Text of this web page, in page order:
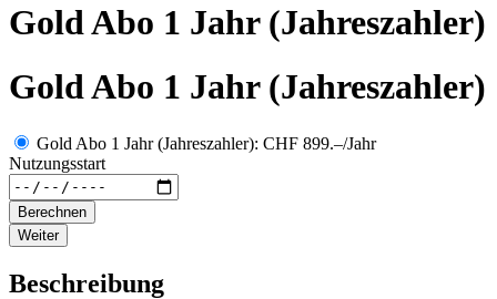
Gold Abo 1 Jahr (Jahreszahler)
Gold Abo 1 Jahr (Jahreszahler)
Gold Abo 1 Jahr (Jahreszahler): CHF 899.–/Jahr
Nutzungsstart
Berechnen
Weiter
Beschreibung